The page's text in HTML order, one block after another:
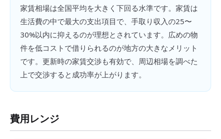
家賃相場は全国平均を大きく下回る水準です。家賃は
生活費の中で最大の支出項目で、手取り収入の25〜
30%以内に抑えるのが理想とされています。広めの物
件を低コストで借りられるのが地方の大きなメリット
です。更新時の家賃交渉も有効で、周辺相場を調べた
上で交渉すると成功率が上がります。
費用レンジ